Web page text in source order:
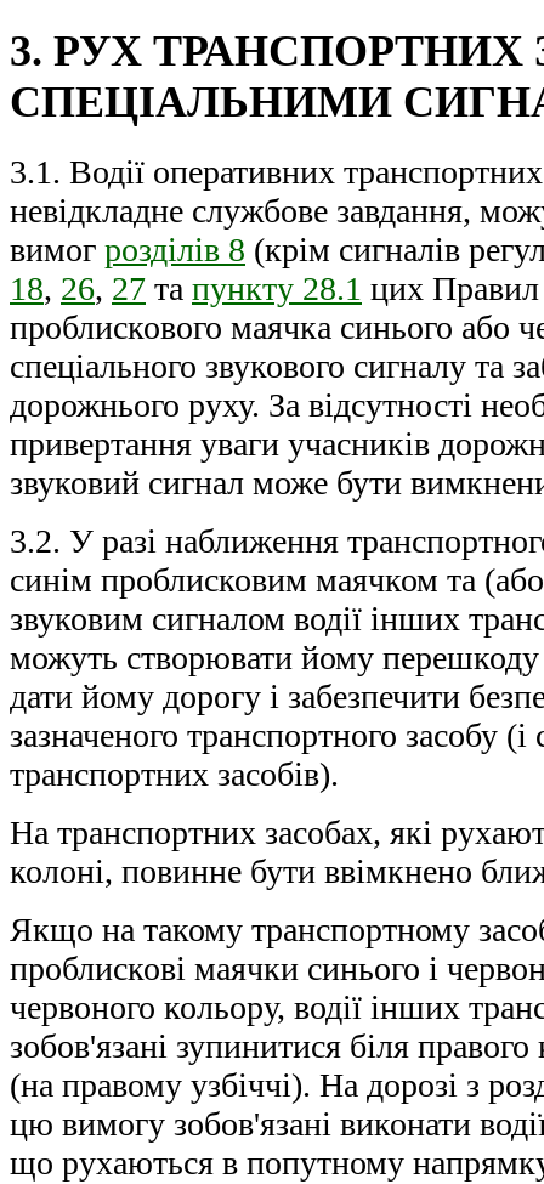
3. РУХ ТРАНСПОРТНИХ
СПЕЦІАЛЬНИМИ
3.1. Водії оперативних
невідкладне службове завдання,
вимог розділів 8 (крім сигналів
18, 26, 27 та пункту 28.1 цих Правил
проблискового маячка синього або
спеціального звукового сигналу та
дорожнього руху. За відсутності
привертання уваги учасників
звуковий сигнал може бути
3.2. У разі наближення
синім проблисковим маячком та
звуковим сигналом водії інших
можуть створювати йому перешкоду
дати йому дорогу і забезпечити
зазначеного транспортного засобу
транспортних засобів).
На транспортних засобах, які
колоні, повинне бути ввімкнено
Якщо на такому транспортному
проблискові маячки синього і
червоного кольору, водії інших
зобов'язані зупинитися біля
(на правому узбіччі). На дорозі з
цю вимогу зобов'язані виконати
що рухаються в попутному